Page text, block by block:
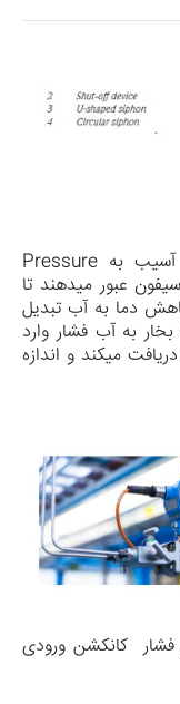
به Pressure
عبور می­دهند تا
دما به آب تبدیل
به آب فشار وارد
می­کند و اندازه
فشار کانکشن ورودی